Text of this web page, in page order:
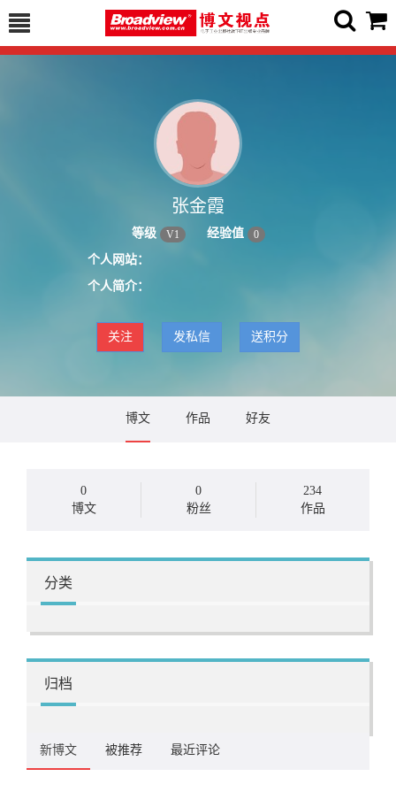
张金霞
等级 V1 经验值 0
个人网站：
个人简介：
关注 发私信 送积分
博文 作品 好友
0
博文
0
粉丝
234
作品
分类
归档
新博文 被推荐 最近评论